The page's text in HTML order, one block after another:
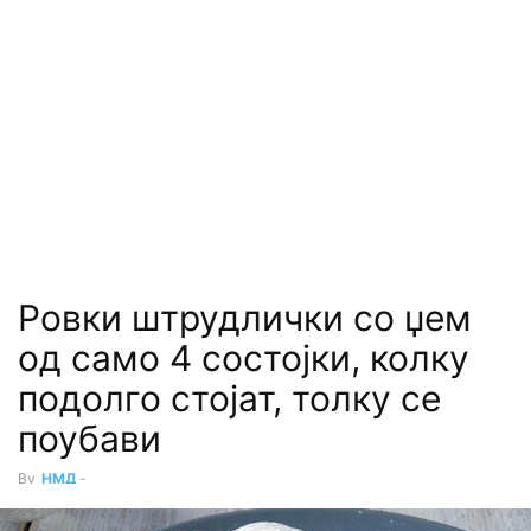
Ровки штрудлички со џем
од само 4 состојки, колку
подолго стојат, толку се
поубави
By НМД -